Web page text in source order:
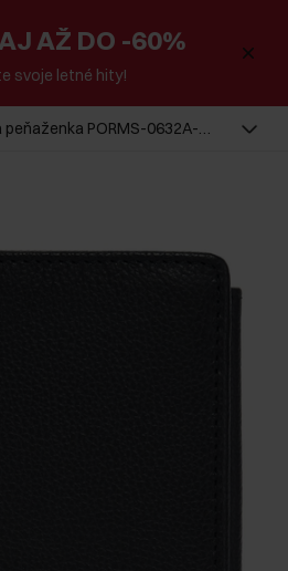
AŽ DO -60%
svoje letné hity!
PORMS-0632A-